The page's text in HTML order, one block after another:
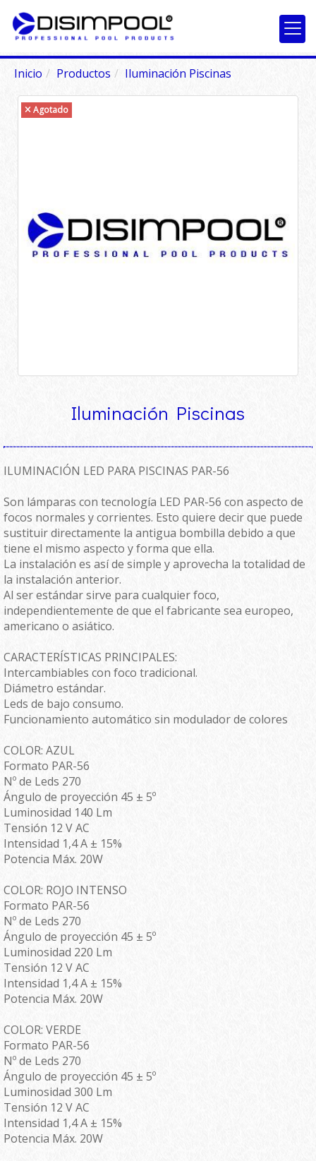
Inicio Productos Iluminación Piscinas
Agotado
Iluminación Piscinas
ILUMINACIÓN LED PARA PISCINAS PAR-56
Son lámparas con tecnología LED PAR-56 con aspecto de
focos normales y corrientes. Esto quiere decir que puede
sustituir directamente la antigua bombilla debido a que
tiene el mismo aspecto y forma que ella.
La instalación es así de simple y aprovecha la totalidad de
la instalación anterior.
Al ser estándar sirve para cualquier foco,
independientemente de que el fabricante sea europeo,
americano o asiático.
CARACTERÍSTICAS PRINCIPALES:
Intercambiables con foco tradicional.
Diámetro estándar.
Leds de bajo consumo.
Funcionamiento automático sin modulador de colores
COLOR: AZUL
Formato PAR-56
Nº de Leds 270
Ángulo de proyección 45 ± 5º
Luminosidad 140 Lm
Tensión 12 V AC
Intensidad 1,4 A ± 15%
Potencia Máx. 20W
COLOR: ROJO INTENSO
Formato PAR-56
Nº de Leds 270
Ángulo de proyección 45 ± 5º
Luminosidad 220 Lm
Tensión 12 V AC
Intensidad 1,4 A ± 15%
Potencia Máx. 20W
COLOR: VERDE
Formato PAR-56
Nº de Leds 270
Ángulo de proyección 45 ± 5º
Luminosidad 300 Lm
Tensión 12 V AC
Intensidad 1,4 A ± 15%
Potencia Máx. 20W